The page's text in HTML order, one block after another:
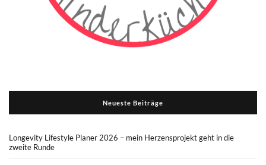
Neueste Beiträge
Longevity Lifestyle Planer 2026 – mein Herzensprojekt geht in die
zweite Runde